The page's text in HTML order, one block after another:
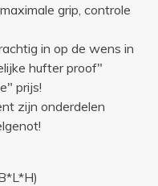
grip, controle
in op de wens in
hufter proof"
prijs!
zijn onderdelen